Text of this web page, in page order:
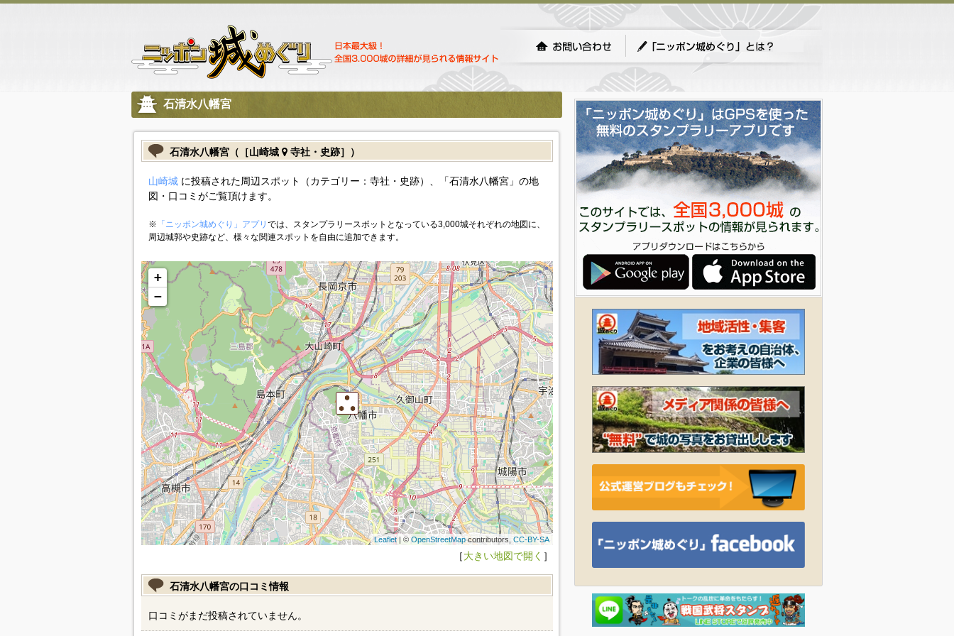
石清水八幡宮
石清水八幡宮（［山崎城 寺社・史跡］）
山崎城に投稿された周辺スポット（カテゴリー：寺社・史跡）、「石清水八幡宮」の地
図・口コミがご覧頂けます。
※ 「ニッポン城めぐり」アプリ では、スタンプラリースポットとなっている3,000城それぞれの地図に、
周辺城郭や史跡など、様々な関連スポットを自由に追加できます。
+
−
Leaflet| © OpenStreetMapcontributors, CC-BY-SA
［大きい地図で開く ］
石清水八幡宮の口コミ情報
口コミがまだ投稿されていません。